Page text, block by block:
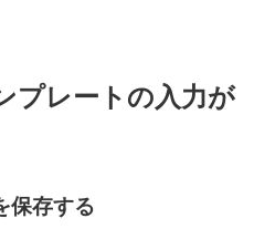
プレートの入力が
保存する